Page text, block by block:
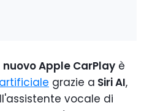
nuovo Apple CarPlay è
grazie a Siri AI,
vocale di